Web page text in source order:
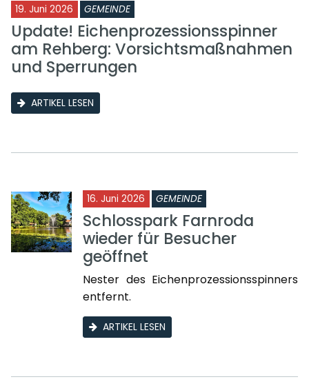
19. Juni 2026 GEMEINDE
Update! Eichenprozessionsspinner
am Rehberg: Vorsichtsmaßnahmen
und Sperrungen
ARTIKEL LESEN
16. Juni 2026 GEMEINDE
Schlosspark Farnroda
wieder für Besucher
geöffnet
Nester des Eichenprozessionsspinners
entfernt.
ARTIKEL LESEN